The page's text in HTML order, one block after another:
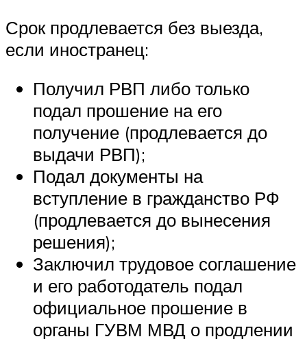
Срок продлевается без выезда,
если иностранец:
Получил РВП либо только
подал прошение на его
получение (продлевается до
выдачи РВП);
Подал документы на
вступление в гражданство РФ
(продлевается до вынесения
решения);
Заключил трудовое соглашение
и его работодатель подал
официальное прошение в
органы ГУВМ МВД о продлении